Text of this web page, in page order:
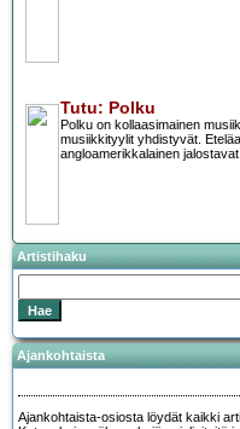
Tutu: Polku
Polku on kollaasimainen
musiikkityylit yhdistyvät.
angloamerikkalainen jalostavat
Artistihaku
Ajankohtaista
Ajankohtaista-osiosta löydät kaikki